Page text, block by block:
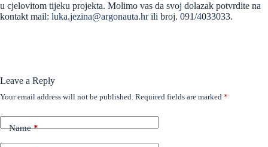
u cjelovitom tijeku projekta. Molimo vas da svoj dolazak potvrdite na
kontakt mail: luka.jezina@argonauta.hrili broj. 091/4033033.
Leave a Reply
Your email address will not be published. Required fields are marked *
Name*